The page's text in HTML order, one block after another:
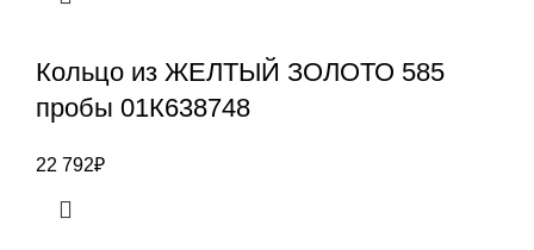
Кольцо из ЖЕЛТЫЙ ЗОЛОТО 585
пробы 01К638748
22 792₽